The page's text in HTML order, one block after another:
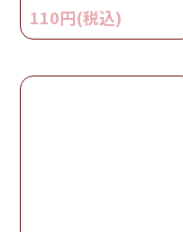
110円(税込)